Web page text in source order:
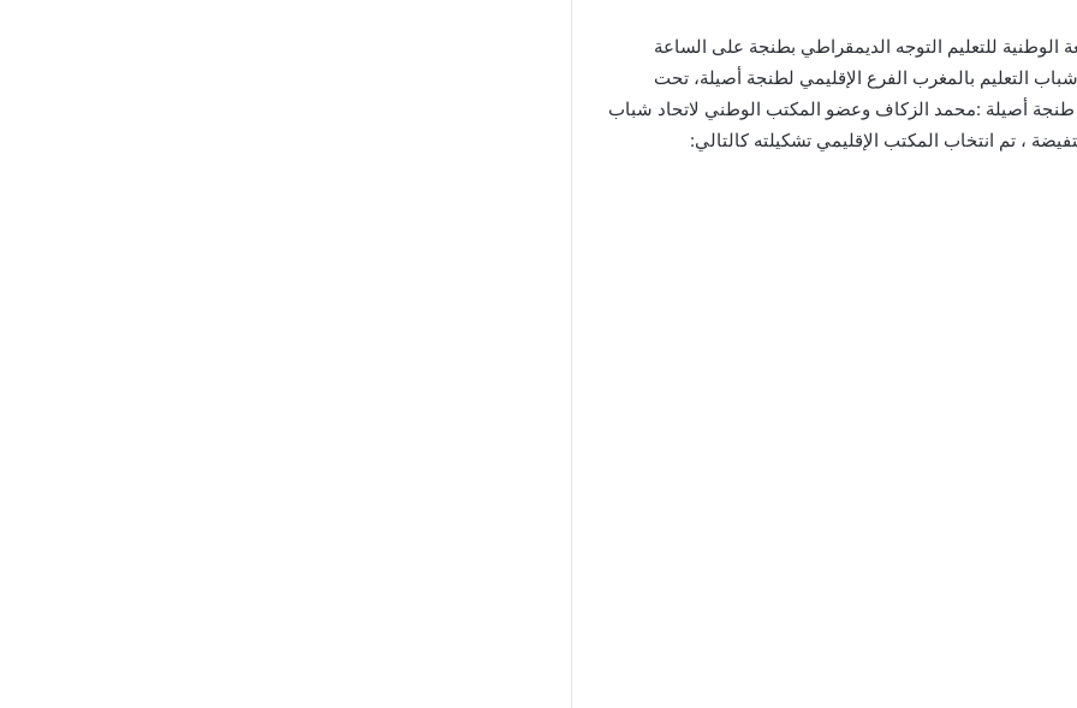
الإقليمي للجامعة الوطنية للتعليم التوجه الديمقراطي بطنجة على الساعة
التعليم بالمغرب الفرع الإقليمي لطنجة أصيلة، تحت
إشراف الكاتب الإقليمي للجامعة الوطنية للتعليم FNE طنجة أصيلة :محمد الزكاف وعضو المكتب الوطني لاتحاد شباب
، تم انتخاب المكتب الإقليمي تشكيلته كالتالي: